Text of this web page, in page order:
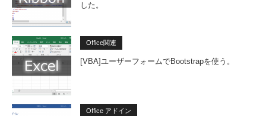
した。
Office関連
[VBA]ユーザーフォームでBootstrapを使う。
Office アドイン